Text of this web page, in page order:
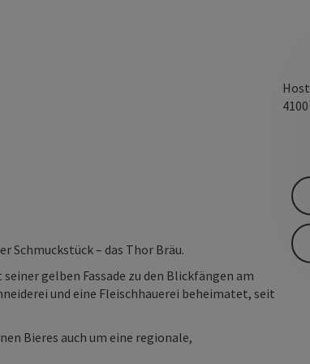
4100
Schmuckstück – das Thor Bräu.
gelben Fassade zu den Blickfängen am
und eine Fleischhauerei beheimatet, seit
Bieres auch um eine regionale,